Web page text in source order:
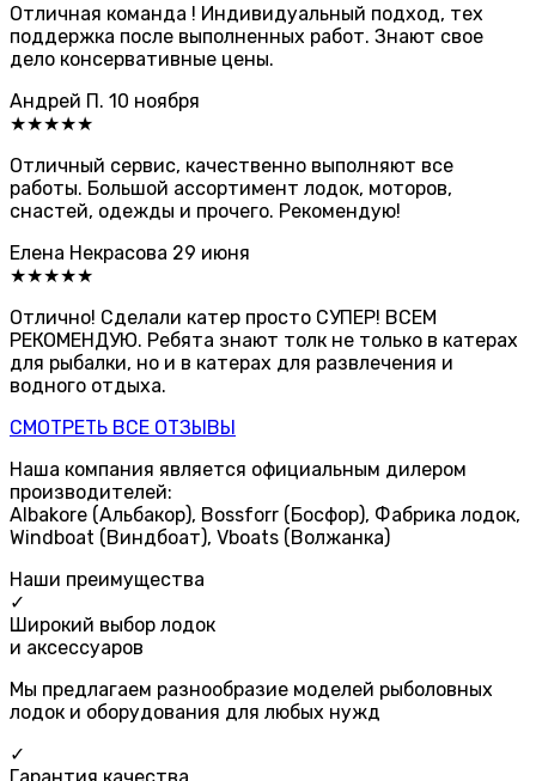
Отличная команда ! Индивидуальный подход, тех
поддержка после выполненных работ. Знают свое
дело консервативные цены.
Андрей П. 10 ноября
★★★★★
Отличный сервис, качественно выполняют все
работы. Большой ассортимент лодок, моторов,
снастей, одежды и прочего. Рекомендую!
Елена Некрасова 29 июня
★★★★★
Отлично! Сделали катер просто СУПЕР! ВСЕМ
РЕКОМЕНДУЮ. Ребята знают толк не только в катерах
для рыбалки, но и в катерах для развлечения и
водного отдыха.
СМОТРЕТЬ ВСЕ ОТЗЫВЫ
Наша компания является официальным дилером
производителей:
Albakore (Альбакор), Bossforr (Босфор), Фабрика лодок,
Windboat (Виндбоат), Vboats (Волжанка)
Наши преимущества
✓
Широкий выбор лодок
и аксессуаров
Мы предлагаем разнообразие моделей рыболовных
лодок и оборудования для любых нужд
✓